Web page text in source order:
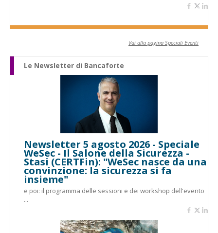
Vai alla pagina Speciali Eventi
Le Newsletter di Bancaforte
Newsletter 5 agosto 2026 - Speciale
WeSec - Il Salone della Sicurezza -
Stasi (CERTFin): "WeSec nasce da una
convinzione: la sicurezza si fa
insieme"
e poi: il programma delle sessioni e dei workshop dell'evento
...